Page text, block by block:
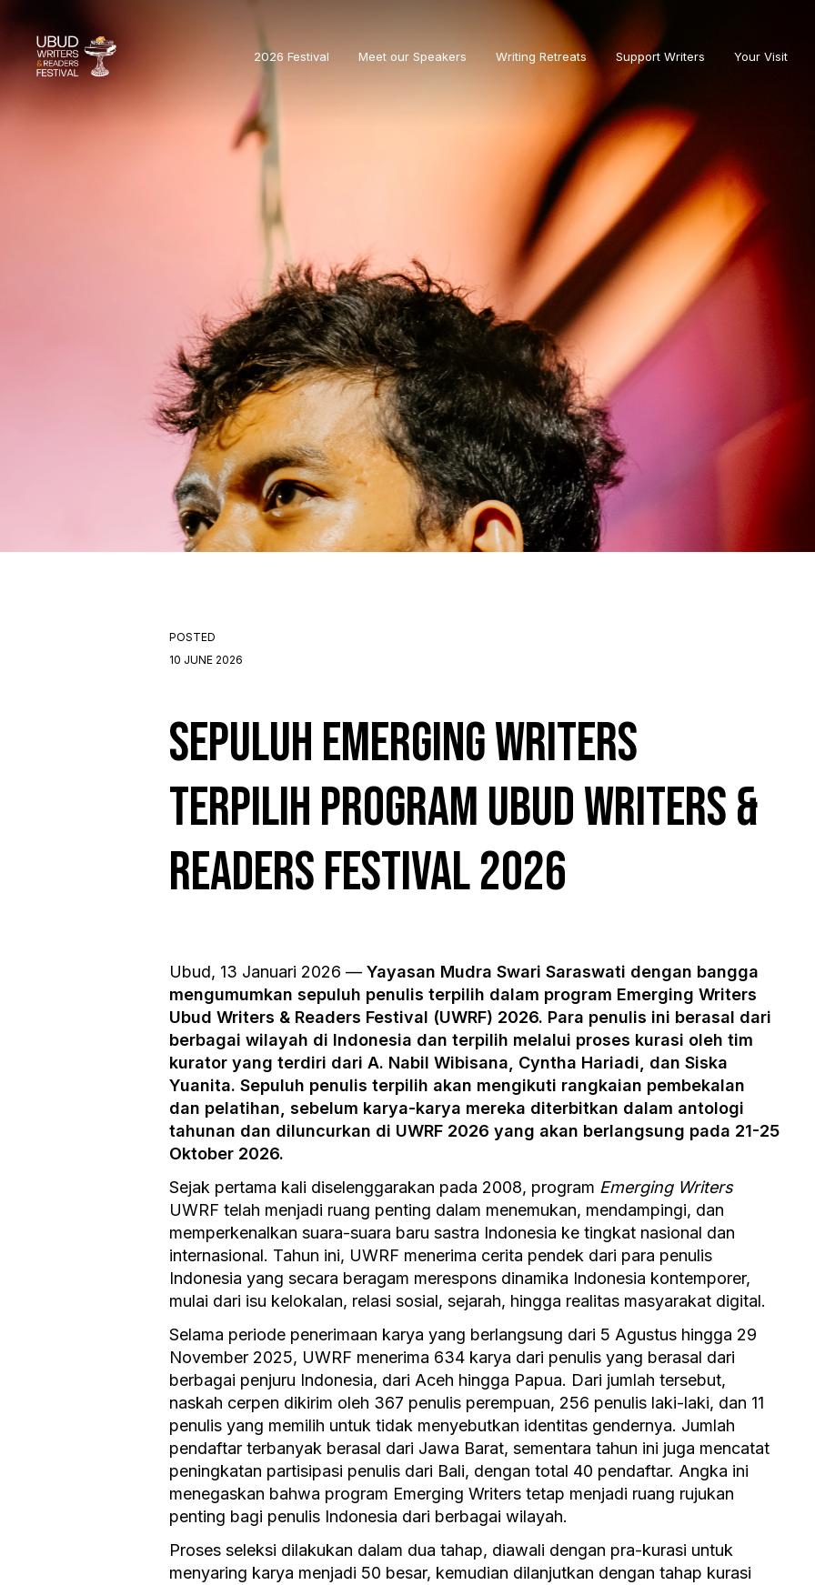
2026 Festival Meet our Speakers Writing Retreats Support Writers Your Visit
POSTED
10 JUNE 2026
Sepuluh Emerging Writers
Terpilih Program Ubud Writers &
Readers Festival 2026
Ubud, 13 Januari 2026 — Yayasan Mudra Swari Saraswati dengan bangga
mengumumkan sepuluh penulis terpilih dalam program Emerging Writers
Ubud Writers & Readers Festival (UWRF) 2026. Para penulis ini berasal dari
berbagai wilayah di Indonesia dan terpilih melalui proses kurasi oleh tim
kurator yang terdiri dari A. Nabil Wibisana, Cyntha Hariadi, dan Siska
Yuanita. Sepuluh penulis terpilih akan mengikuti rangkaian pembekalan
dan pelatihan, sebelum karya-karya mereka diterbitkan dalam antologi
tahunan dan diluncurkan di UWRF 2026 yang akan berlangsung pada 21-25
Oktober 2026.
Sejak pertama kali diselenggarakan pada 2008, program Emerging Writers
UWRF telah menjadi ruang penting dalam menemukan, mendampingi, dan
memperkenalkan suara-suara baru sastra Indonesia ke tingkat nasional dan
internasional. Tahun ini, UWRF menerima cerita pendek dari para penulis
Indonesia yang secara beragam merespons dinamika Indonesia kontemporer,
mulai dari isu kelokalan, relasi sosial, sejarah, hingga realitas masyarakat digital.
Selama periode penerimaan karya yang berlangsung dari 5 Agustus hingga 29
November 2025, UWRF menerima 634 karya dari penulis yang berasal dari
berbagai penjuru Indonesia, dari Aceh hingga Papua. Dari jumlah tersebut,
naskah cerpen dikirim oleh 367 penulis perempuan, 256 penulis laki-laki, dan 11
penulis yang memilih untuk tidak menyebutkan identitas gendernya. Jumlah
pendaftar terbanyak berasal dari Jawa Barat, sementara tahun ini juga mencatat
peningkatan partisipasi penulis dari Bali, dengan total 40 pendaftar. Angka ini
menegaskan bahwa program Emerging Writers tetap menjadi ruang rujukan
penting bagi penulis Indonesia dari berbagai wilayah.
Proses seleksi dilakukan dalam dua tahap, diawali dengan pra-kurasi untuk
menyaring karya menjadi 50 besar, kemudian dilanjutkan dengan tahap kurasi